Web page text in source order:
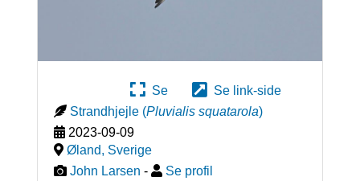
Se
Se link-side
Strandhjejle (Pluvialis squatarola)
2023-09-09
Øland, Sverige
John Larsen - Se profil